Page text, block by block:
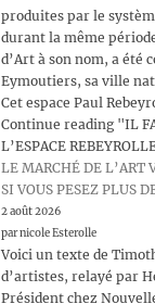
produites par le
durant la même
d’Art à son nom, a été
Eymoutiers, sa ville
Cet espace Paul
Continue reading "IL
L’ESPACE
LE MARCHÉ DE L’ART
SI VOUS PESEZ PLUS
2 août 2026
par nicole Esterolle
Voici un texte de
d’artistes, relayé par
Président chez